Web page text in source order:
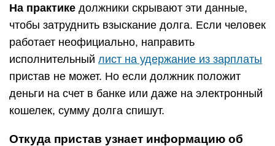
На практике должники скрывают эти данные,
чтобы затруднить взыскание долга. Если человек
работает неофициально, направить
исполнительный лист на удержание из зарплаты
пристав не может. Но если должник положит
деньги на счет в банке или даже на электронный
кошелек, сумму долга спишут.
Откуда пристав узнает информацию об